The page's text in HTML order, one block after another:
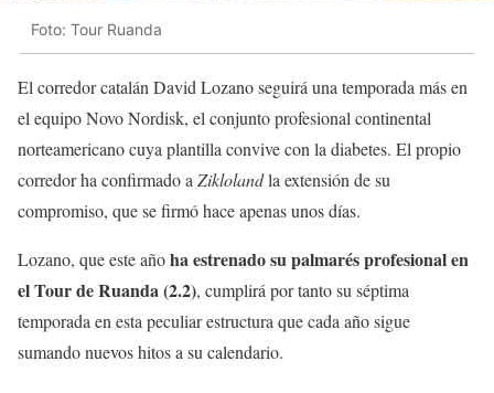
Foto: Tour Ruanda
El corredor catalán David Lozano seguirá una temporada más en
el equipo Novo Nordisk, el conjunto profesional continental
norteamericano cuya plantilla convive con la diabetes. El propio
corredor ha confirmado a Ziklolandla extensión de su
compromiso, que se firmó hace apenas unos días.
Lozano, que este añoha estrenado su palmarés profesional en
el Tour de Ruanda (2.2), cumplirá por tanto su séptima
temporada en esta peculiar estructura que cada año sigue
sumando nuevos hitos a su calendario.